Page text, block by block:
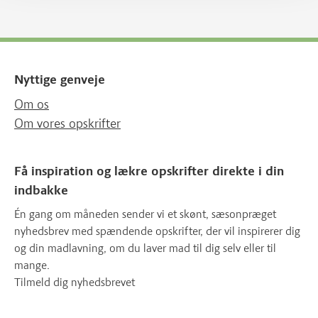
Nyttige genveje
Om os
Om vores opskrifter
Få inspiration og lækre opskrifter direkte i din
indbakke
Én gang om måneden sender vi et skønt, sæsonpræget
nyhedsbrev med spændende opskrifter, der vil inspirerer dig
og din madlavning, om du laver mad til dig selv eller til
mange.
Tilmeld dig nyhedsbrevet